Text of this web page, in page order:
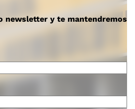
newsletter y te mantendremos